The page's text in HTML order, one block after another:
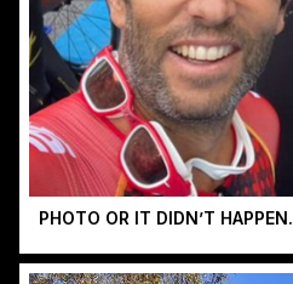
PHOTO OR IT DIDN’T HAPPEN.